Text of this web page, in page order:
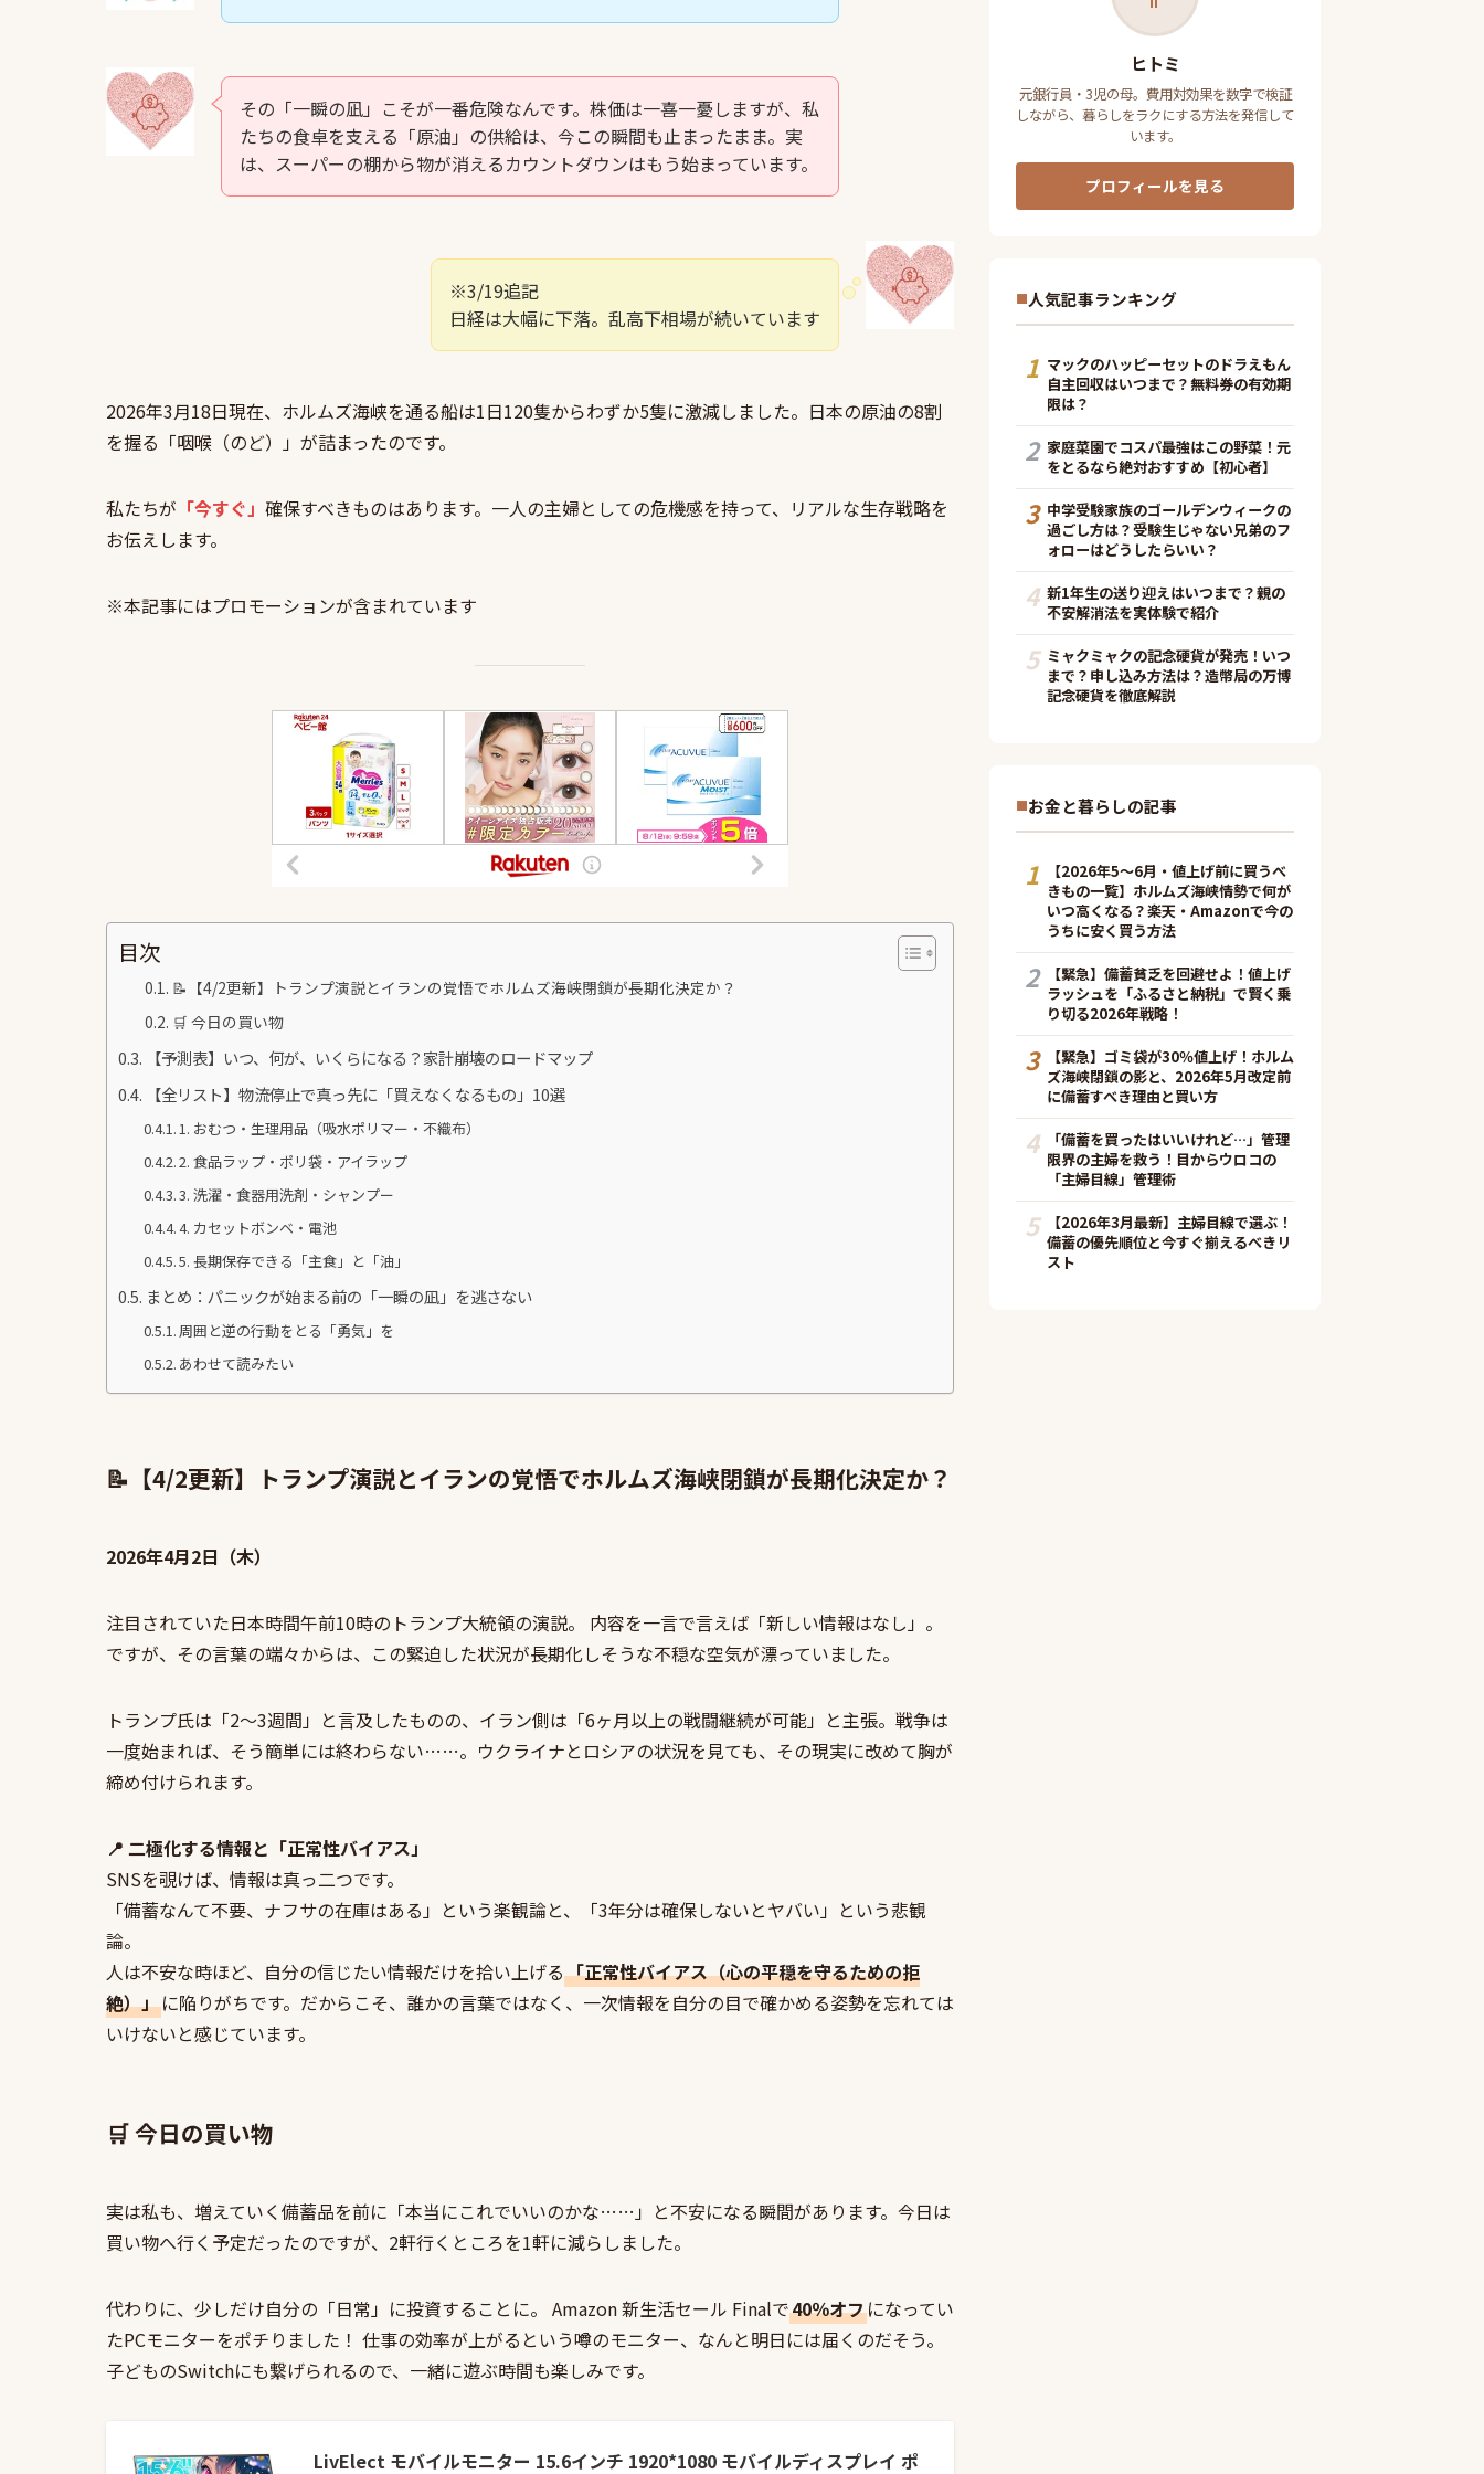
その「一瞬の凪」こそが一番危険なんです。株価は一喜一憂しますが、私
たちの食卓を支える「原油」の供給は、今この瞬間も止まったまま。実
は、スーパーの棚から物が消えるカウントダウンはもう始まっています。
※3/19追記
日経は大幅に下落。乱高下相場が続いています
2026年3月18日現在、ホルムズ海峡を通る船は1日120隻からわずか5隻に激減しました。日本の原油の8割
を握る「咽喉（のど）」が詰まったのです。
私たちが 「今すぐ」 確保すべきものはあります。一人の主婦としての危機感を持って、リアルな生存戦略を
お伝えします。
※本記事にはプロモーションが含まれています
目次
📝【4/2更新】トランプ演説とイランの覚悟でホルムズ海峡閉鎖が長期化決定か？
🛒 今日の買い物
【予測表】いつ、何が、いくらになる？家計崩壊のロードマップ
【全リスト】物流停止で真っ先に「買えなくなるもの」10選
1. おむつ・生理用品（吸水ポリマー・不織布）
2. 食品ラップ・ポリ袋・アイラップ
3. 洗濯・食器用洗剤・シャンプー
4. カセットボンベ・電池
5. 長期保存できる「主食」と「油」
まとめ：パニックが始まる前の「一瞬の凪」を逃さない
周囲と逆の行動をとる「勇気」を
あわせて読みたい
📝【4/2更新】トランプ演説とイランの覚悟でホルムズ海峡閉鎖が長期化決定か？
2026年4月2日（木）
注目されていた日本時間午前10時のトランプ大統領の演説。 内容を一言で言えば「新しい情報はなし」。
ですが、その言葉の端々からは、この緊迫した状況が長期化しそうな不穏な空気が漂っていました。
トランプ氏は「2〜3週間」と言及したものの、イラン側は「6ヶ月以上の戦闘継続が可能」と主張。戦争は
一度始まれば、そう簡単には終わらない……。ウクライナとロシアの状況を見ても、その現実に改めて胸が
締め付けられます。
📍 二極化する情報と「正常性バイアス」
SNSを覗けば、情報は真っ二つです。
「備蓄なんて不要、ナフサの在庫はある」という楽観論と、「3年分は確保しないとヤバい」という悲観
論。
人は不安な時ほど、自分の信じたい情報だけを拾い上げる「正常性バイアス（心の平穏を守るための拒
絶）」に陥りがちです。だからこそ、誰かの言葉ではなく、一次情報を自分の目で確かめる姿勢を忘れては
いけないと感じています。
🛒今日の買い物
実は私も、増えていく備蓄品を前に「本当にこれでいいのかな……」と不安になる瞬間があります。今日は
買い物へ行く予定だったのですが、2軒行くところを1軒に減らしました。
代わりに、少しだけ自分の「日常」に投資することに。 Amazon 新生活セール Finalで40％オフになってい
たPCモニターをポチりました！ 仕事の効率が上がるという噂のモニター、なんと明日には届くのだそう。
子どものSwitchにも繋げられるので、一緒に遊ぶ時間も楽しみです。
LivElect モバイルモニター 15.6インチ 1920*1080 モバイルディスプレイ ポ
ヒトミ
元銀行員・3児の母。費用対効果を数字で検証
しながら、暮らしをラクにする方法を発信して
います。
プロフィールを見る
人気記事ランキング
1 マックのハッピーセットのドラえもん
自主回収はいつまで？無料券の有効期
限は？
2 家庭菜園でコスパ最強はこの野菜！元
をとるなら絶対おすすめ【初心者】
3 中学受験家族のゴールデンウィークの
過ごし方は？受験生じゃない兄弟のフ
ォローはどうしたらいい？
4 新1年生の送り迎えはいつまで？親の
不安解消法を実体験で紹介
5 ミャクミャクの記念硬貨が発売！いつ
まで？申し込み方法は？造幣局の万博
記念硬貨を徹底解説
お金と暮らしの記事
1
【2026年5〜6月・値上げ前に買うべ
きもの一覧】ホルムズ海峡情勢で何が
いつ高くなる？楽天・Amazonで今の
うちに安く買う方法
2
【緊急】備蓄貧乏を回避せよ！値上げ
ラッシュを「ふるさと納税」で賢く乗
り切る2026年戦略！
3
【緊急】ゴミ袋が30％値上げ！ホルム
ズ海峡閉鎖の影と、2026年5月改定前
に備蓄すべき理由と買い方
4
「備蓄を買ったはいいけれど…」管理
限界の主婦を救う！目からウロコの
「主婦目線」管理術
5
【2026年3月最新】主婦目線で選ぶ！
備蓄の優先順位と今すぐ揃えるべきリ
スト